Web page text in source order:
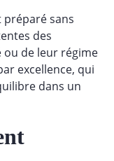
préparé sans
des
ou de leur régime
excellence, qui
dans un